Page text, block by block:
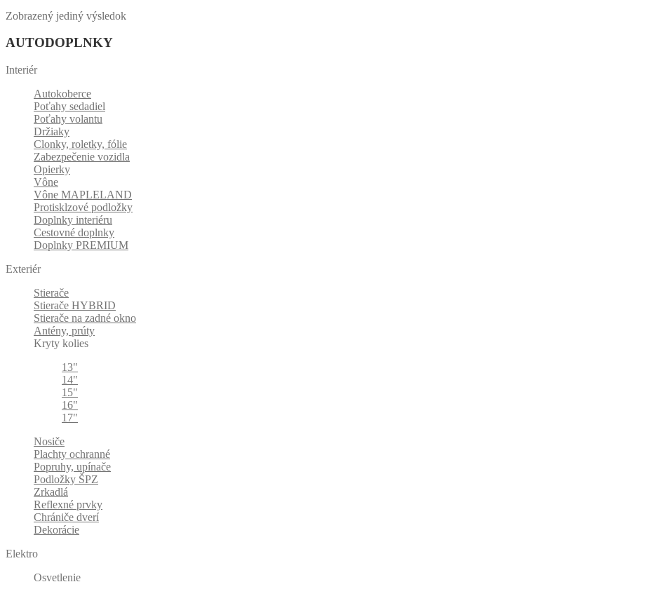
Zobrazený jediný výsledok
AUTODOPLNKY
Interiér
Autokoberce
Poťahy sedadiel
Poťahy volantu
Držiaky
Clonky, roletky, fólie
Zabezpečenie vozidla
Opierky
Vône
Vône MAPLELAND
Protisklzové podložky
Doplnky interiéru
Cestovné doplnky
Doplnky PREMIUM
Exteriér
Stierače
Stierače HYBRID
Stierače na zadné okno
Antény, prúty
Kryty kolies
13"
14"
15"
16"
17"
Nosiče
Plachty ochranné
Popruhy, upínače
Podložky ŠPZ
Zrkadlá
Reflexné prvky
Chrániče dverí
Dekorácie
Elektro
Osvetlenie